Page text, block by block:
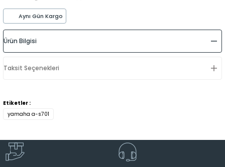
Aynı Gün Kargo
Ürün Bilgisi
Taksit Seçenekleri
Etiketler :
yamaha a-s701